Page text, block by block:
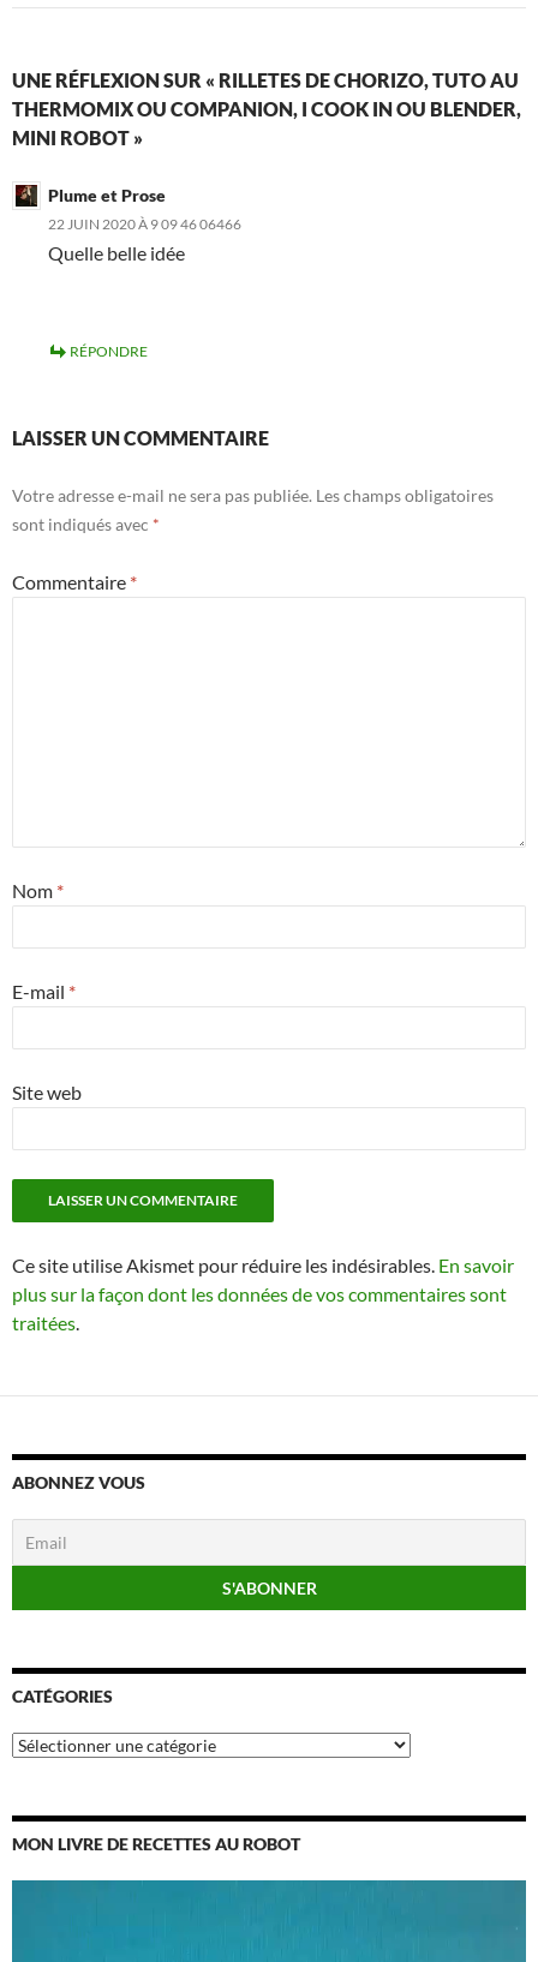
UNE RÉFLEXION SUR « RILLETES DE CHORIZO, TUTO AU
THERMOMIX OU COMPANION, I COOK IN OU BLENDER,
MINI ROBOT »
Plume et Prose
22 JUIN 2020 À 9 09 46 06466
Quelle belle idée
RÉPONDRE
LAISSER UN COMMENTAIRE
Votre adresse e-mail ne sera pas publiée. Les champs obligatoires
sont indiqués avec *
Commentaire *
Nom *
E-mail *
Site web
Ce site utilise Akismet pour réduire les indésirables. En savoir
plus sur la façon dont les données de vos commentaires sont
traitées.
ABONNEZ VOUS
CATÉGORIES
Catégories
MON LIVRE DE RECETTES AU ROBOT